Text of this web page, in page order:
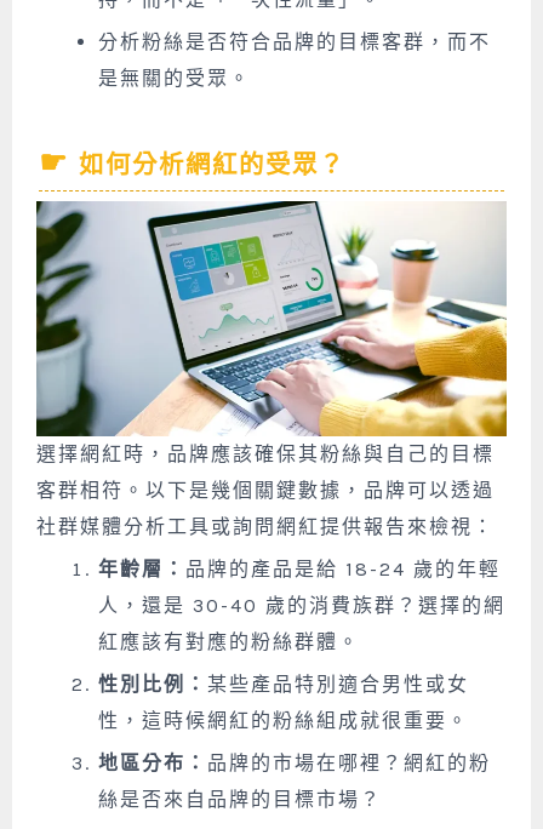
分析粉絲是否符合品牌的目標客群，而不
是無關的受眾。
如何分析網紅的受眾？
選擇網紅時，品牌應該確保其粉絲與自己的目標
客群相符。以下是幾個關鍵數據，品牌可以透過
社群媒體分析工具或詢問網紅提供報告來檢視：
年齡層： 品牌的產品是給 18-24 歲的年輕
人，還是 30-40 歲的消費族群？選擇的網
紅應該有對應的粉絲群體。
性別比例： 某些產品特別適合男性或女
性，這時候網紅的粉絲組成就很重要。
地區分布： 品牌的市場在哪裡？網紅的粉
絲是否來自品牌的目標市場？